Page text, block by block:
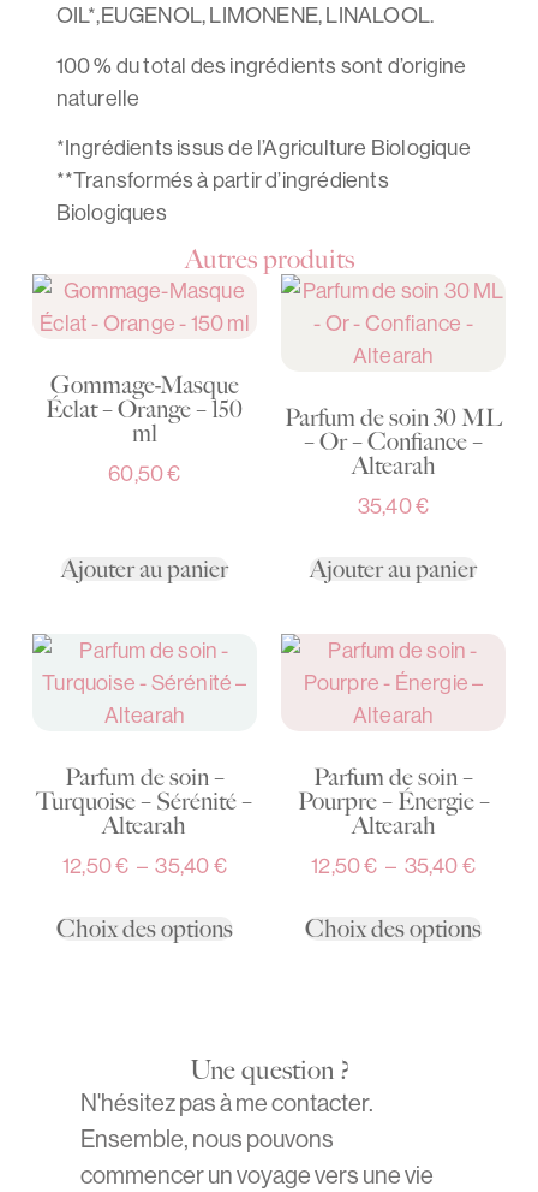
OIL*,EUGENOL, LIMONENE, LINALOOL.
100 % du total des ingrédients sont d’origine
naturelle
*Ingrédients issus de l’Agriculture Biologique
**Transformés à partir d’ingrédients
Biologiques
Autres produits
Gommage-Masque
Éclat – Orange – 150
ml
60,50€
Ajouter au panier
Parfum de soin 30 ML
– Or – Confiance –
Altearah
35,40€
Ajouter au panier
Parfum de soin –
Turquoise – Sérénité –
Altearah
12,50€ – 35,40€
Choix des options
Parfum de soin –
Pourpre – Énergie –
Altearah
12,50€ – 35,40€
Choix des options
Une question ?
N'hésitez pas à me contacter.
Ensemble, nous pouvons
commencer un voyage vers une vie